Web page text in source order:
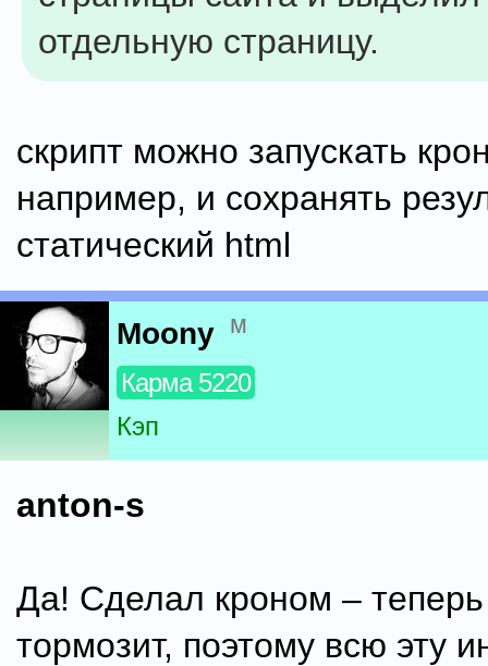
отдельную страницу.
скрипт можно запускать
например, и сохранять
статический html
Moony м
Карма 5220
Кэп
anton-s
Да! Сделал кроном –
тормозит, поэтому всю эту